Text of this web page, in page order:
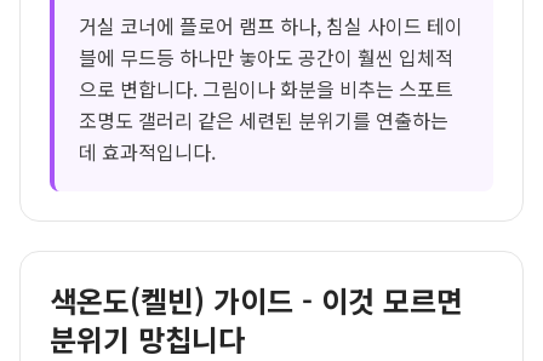
거실 코너에 플로어 램프 하나, 침실 사이드 테이
블에 무드등 하나만 놓아도 공간이 훨씬 입체적
으로 변합니다. 그림이나 화분을 비추는 스포트
조명도 갤러리 같은 세련된 분위기를 연출하는
데 효과적입니다.
색온도(켈빈) 가이드 - 이것 모르면
분위기 망칩니다